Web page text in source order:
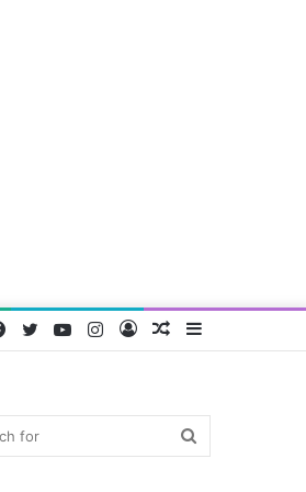
Random
Log
Instagram
YouTube
Twitter
Facebook